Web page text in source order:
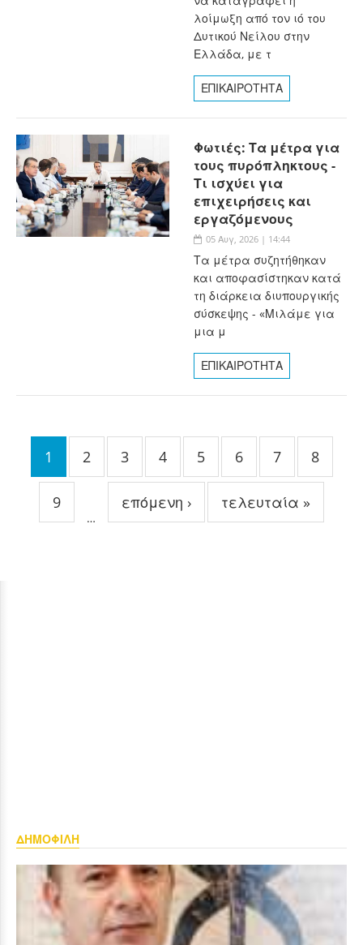
λοίμωξη από τον ιό του
Δυτικού Νείλου στην
Ελλάδα, με τ
ΕΠΙΚΑΙΡΟΤΗΤΑ
Φωτιές: Τα μέτρα για
τους πυρόπληκτους -
Τι ισχύει για
επιχειρήσεις και
εργαζόμενους
05 Αυγ, 2026 | 14:44
Τα μέτρα συζητήθηκαν
και αποφασίστηκαν κατά
τη διάρκεια διυπουργικής
σύσκεψης - «Μιλάμε για
μια μ
ΕΠΙΚΑΙΡΟΤΗΤΑ
1 2 3 4 5 6 7 8
9
…
επόμενη › τελευταία »
ΔΗΜΟΦΙΛΗ